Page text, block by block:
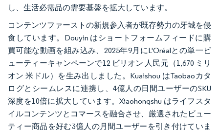
し、生活必需品の需要基盤を拡大しています。
コンテンツファーストの新規参入者が既存勢力の牙城を侵
食しています。Douyin はショートフォームフィードに購
買可能な動画を組み込み、2025年9月にL'Oréalとの単一ビ
ューティーキャンペーンで12 ビリオン 人民元（1,670 ミリ
オン 米ドル）を生み出しました。Kuaishou はTaobaoカタ
ログとシームレスに連携し、4億人の日間ユーザーのSKU
深度を10倍に拡大しています。Xiaohongshu はライフスタ
イルコンテンツとコマースを融合させ、厳選されたビュー
ティー商品を好む3億人の月間ユーザーを引き付けていま